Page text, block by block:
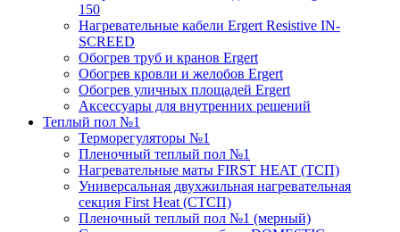
150
Нагревательные кабели Ergert Resistive IN-
SCREED
Обогрев труб и кранов Ergert
Обогрев кровли и желобов Ergert
Обогрев уличных площадей Ergert
Аксессуары для внутренних решений
Теплый пол №1
Терморегуляторы №1
Пленочный теплый пол №1
Нагревательные маты FIRST HEAT (ТСП)
Универсальная двухжильная нагревательная
секция First Heat (СТСП)
Пленочный теплый пол №1 (мерный)